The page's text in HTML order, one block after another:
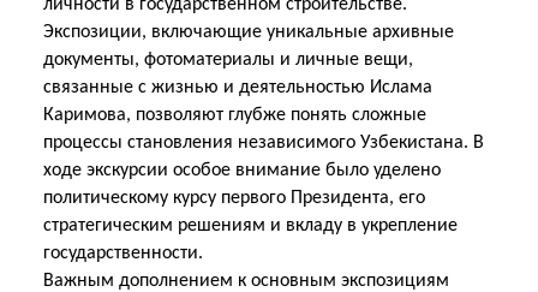
личности в государственном строительстве.
Экспозиции, включающие уникальные архивные
документы, фотоматериалы и личные вещи,
связанные с жизнью и деятельностью Ислама
Каримова, позволяют глубже понять сложные
процессы становления независимого Узбекистана. В
ходе экскурсии особое внимание было уделено
политическому курсу первого Президента, его
стратегическим решениям и вкладу в укрепление
государственности.
Важным дополнением к основным экспозициям